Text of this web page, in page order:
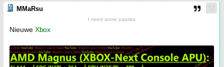
MMaRsu
I need some paprika
Nieuwe Xbox